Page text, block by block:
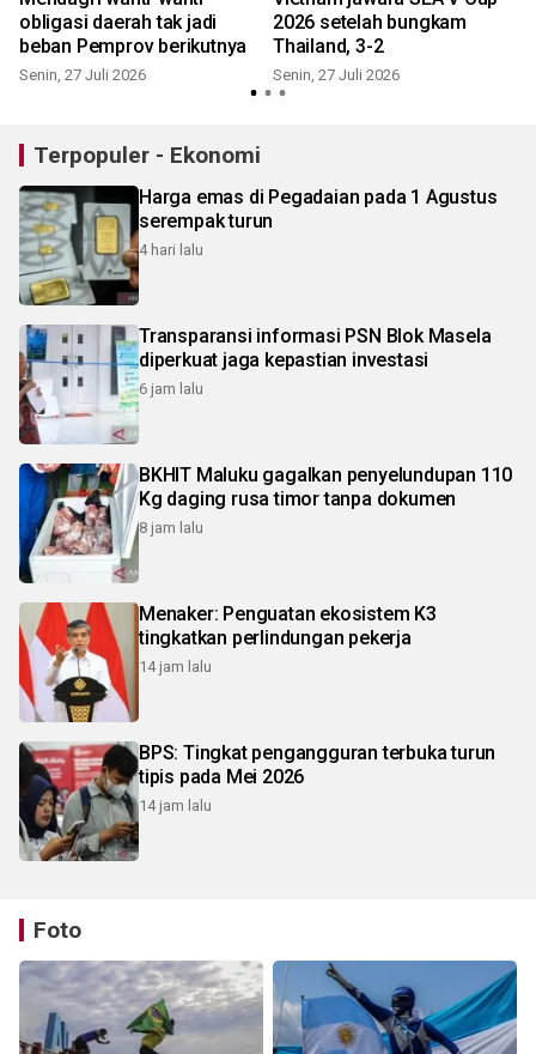
obligasi daerah tak jadi
beban Pemprov berikutnya
Senin, 27 Juli 2026
2026 setelah bungkam
Thailand, 3-2
Senin, 27 Juli 2026
Terpopuler - Ekonomi
Harga emas di Pegadaian pada 1 Agustus
serempak turun
4 hari lalu
Transparansi informasi PSN Blok Masela
diperkuat jaga kepastian investasi
6 jam lalu
BKHIT Maluku gagalkan penyelundupan 110
Kg daging rusa timor tanpa dokumen
8 jam lalu
Menaker: Penguatan ekosistem K3
tingkatkan perlindungan pekerja
14 jam lalu
BPS: Tingkat pengangguran terbuka turun
tipis pada Mei 2026
14 jam lalu
Foto